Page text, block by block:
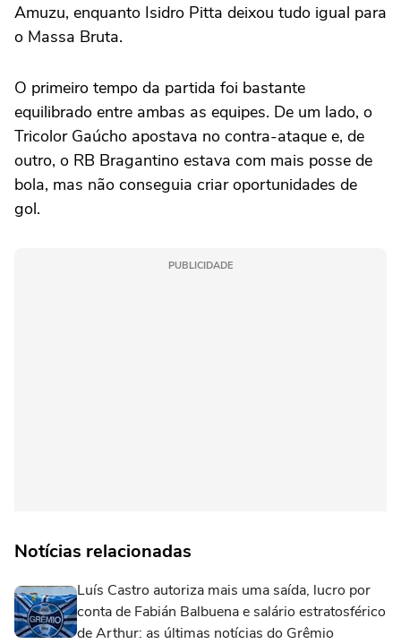
Amuzu, enquanto Isidro Pitta deixou tudo igual para
o Massa Bruta.
O primeiro tempo da partida foi bastante
equilibrado entre ambas as equipes. De um lado, o
Tricolor Gaúcho apostava no contra-ataque e, de
outro, o RB Bragantino estava com mais posse de
bola, mas não conseguia criar oportunidades de
gol.
PUBLICIDADE
Notícias relacionadas
Luís Castro autoriza mais uma saída, lucro por
conta de Fabián Balbuena e salário estratosférico
de Arthur: as últimas notícias do Grêmio